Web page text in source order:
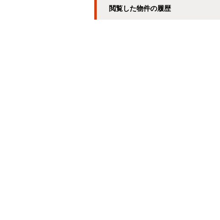
閲覧した物件の履歴